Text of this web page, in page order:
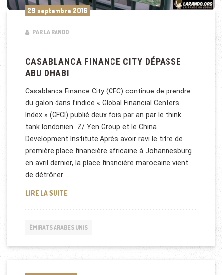
29 septembre 2016
PAR LA RANDO
CASABLANCA FINANCE CITY DÉPASSE
ABU DHABI
Casablanca Finance City (CFC) continue de prendre
du galon dans l’indice « Global Financial Centers
Index » (GFCI) publié deux fois par an par le think
tank londonien Z/ Yen Group et le China
Development Institute.Après avoir ravi le titre de
première place financière africaine à Johannesburg
en avril dernier, la place financière marocaine vient
de détrôner …
LIRE LA SUITECASABLANCA FINANCE CITY DÉPASSE ABU DHABI
ÉMIRATS ARABES UNIS